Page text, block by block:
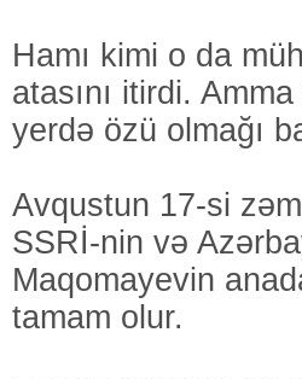
Hamı kimi o da
atasını itirdi.
yerdə özü olmağı
Avqustun 17-si
SSRİ-nin və
Maqomayevin
tamam olur.